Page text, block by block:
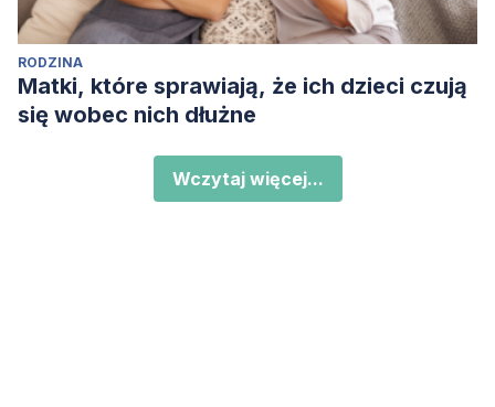
RODZINA
Matki, które sprawiają, że ich dzieci czują
się wobec nich dłużne
Wczytaj więcej...